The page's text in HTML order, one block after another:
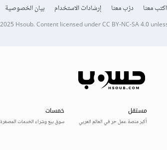
اكتب معنا درّب معنا إرشادات الاستخدام بيان الخصوصية
Hsoub.Content licensed underCC BY-NC-SA 4.0